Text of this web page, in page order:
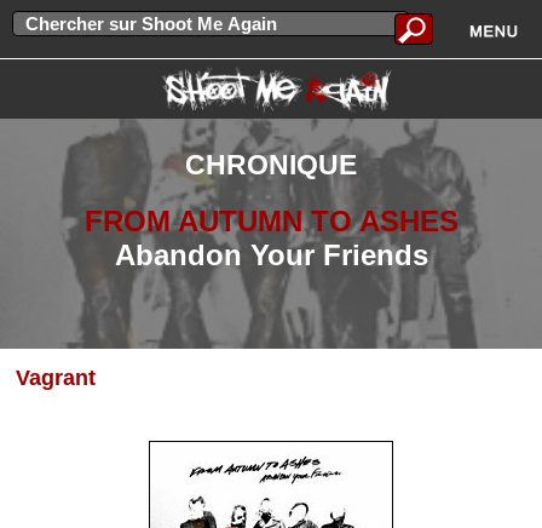
CHRONIQUE
FROM AUTUMN TO ASHES
Abandon Your Friends
Vagrant